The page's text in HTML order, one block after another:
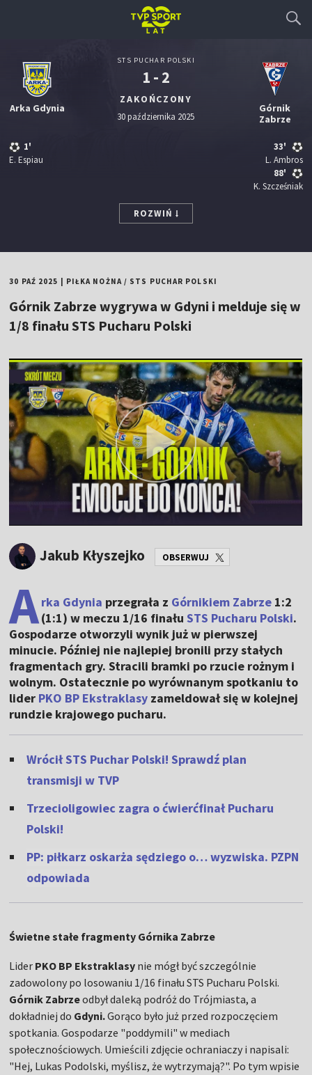
Arka Gdynia
1'
E. Espiau
STS PUCHAR POLSKI
1 - 2
ZAKOŃCZONY
30 października 2025
Górnik
Zabrze
33'
L. Ambros
88'
K. Szcześniak
ROZWIŃ
30 PAŹ 2025 PIŁKA NOŻNA/ STS PUCHAR POLSKI
Górnik Zabrze wygrywa w Gdyni i melduje się w
1/8 finału STS Pucharu Polski
Jakub Kłyszejko OBSERWUJ
Arka Gdynia przegrała z Górnikiem Zabrze 1:2
(1:1)w meczu 1/16 finałuSTS Pucharu Polski.
Gospodarze otworzyli wynik już w pierwszej
minucie. Później nie najlepiej bronili przy stałych
fragmentach gry. Stracili bramki po rzucie rożnym i
wolnym. Ostatecznie po wyrównanym spotkaniu to
lider PKO BP Ekstraklasy zameldował się w kolejnej
rundzie krajowego pucharu.
Wrócił STS Puchar Polski! Sprawdź plan
transmisji w TVP
Trzecioligowiec zagra o ćwierćfinał Pucharu
Polski!
PP: piłkarz oskarża sędziego o… wyzwiska. PZPN
odpowiada
Świetne stałe fragmenty Górnika Zabrze
Lider PKO BP Ekstraklasy nie mógł być szczególnie
zadowolony po losowaniu 1/16 finału STS Pucharu Polski.
Górnik Zabrzeodbył daleką podróż do Trójmiasta, a
dokładniej do Gdyni.Gorąco było już przed rozpoczęciem
spotkania. Gospodarze "poddymili" w mediach
społecznościowych. Umieścili zdjęcie ochraniaczy i napisali:
"Hej, Lukas Podolski, myślisz, że wytrzymają?". Po tym wpisie